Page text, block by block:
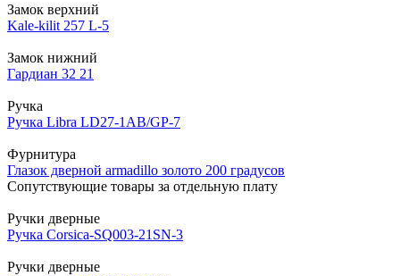
Замок верхний
Kale-kilit 257 L-5
Замок нижний
Гардиан 32 21
Ручка
Ручка Libra LD27-1AB/GP-7
Фурнитура
Глазок дверной armadillo золото 200 градусов
Сопутствующие товары за отдельную плату
Ручки дверные
Ручка Corsica-SQ003-21SN-3
Ручки дверные